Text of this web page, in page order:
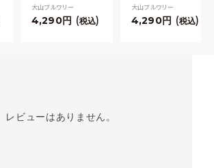
大山ブルワリー
4,290 税込
大山ブルワリー
4,290 税込
レビューはありません。